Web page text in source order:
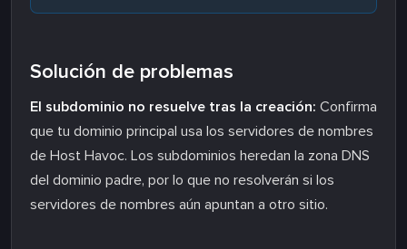
Solución de problemas
El subdominio no resuelve tras la creación: Confirma
que tu dominio principal usa los servidores de nombres
de Host Havoc. Los subdominios heredan la zona DNS
del dominio padre, por lo que no resolverán si los
servidores de nombres aún apuntan a otro sitio.